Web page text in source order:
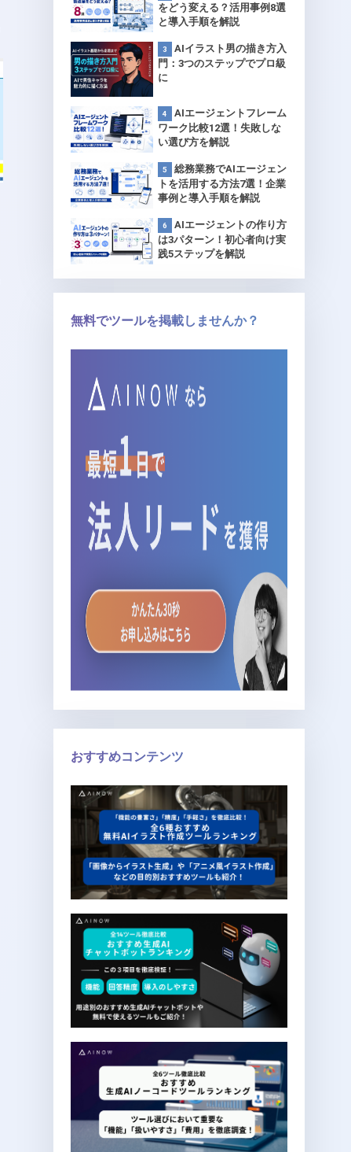
をどう変える？活用事例8選
と導入手順を解説
AIイラスト男の描き方入
門：3つのステップでプロ級
に
AIエージェントフレーム
ワーク比較12選！失敗しな
い選び方を解説
総務業務でAIエージェン
トを活用する方法7選！企業
事例と導入手順を解説
AIエージェントの作り方
は3パターン！初心者向け実
践5ステップを解説
無料でツールを掲載しませんか？
おすすめコンテンツ